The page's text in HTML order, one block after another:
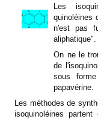
Les
quinoléines
n'est pas
aliphatique".
On ne le
de
sous
papavérine.
Les méthodes de
isoquinoléines